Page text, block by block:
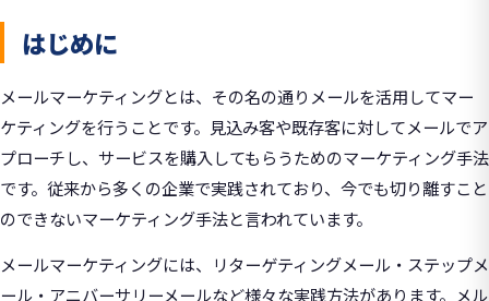
はじめに
メールマーケティングとは、その名の通りメールを活用してマー
ケティングを行うことです。見込み客や既存客に対してメールでア
プローチし、サービスを購入してもらうためのマーケティング手法
です。従来から多くの企業で実践されており、今でも切り離すこと
のできないマーケティング手法と言われています。
メールマーケティングには、リターゲティングメール・ステップメ
ール・アニバーサリーメールなど様々な実践方法があります。メル